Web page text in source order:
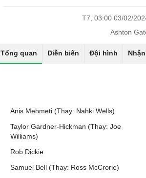
T7, 03:00 03/02/
Ashton
Tổng quan Diễn biến Đội hình
Anis Mehmeti (Thay: Nahki Wells)
Taylor Gardner-Hickman (Thay: Joe
Williams)
Rob Dickie
Samuel Bell (Thay: Ross McCrorie)